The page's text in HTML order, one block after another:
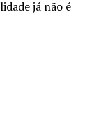
já não é